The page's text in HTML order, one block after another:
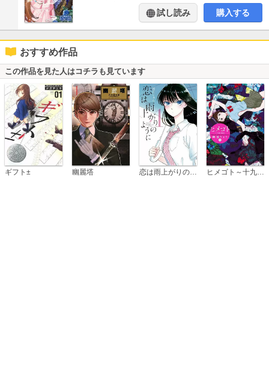
試し読み 購入する
おすすめ作品
この作品を見た人はコチラも見ています
ギフト± 幽麗塔 ヒメゴト～十九歳の制服～